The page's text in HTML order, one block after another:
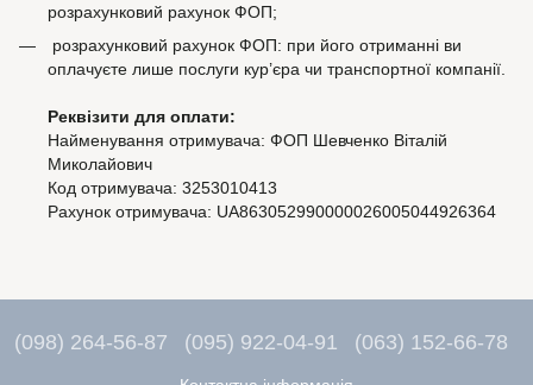
розрахунковий рахунок ФОП;
розрахунковий рахунок ФОП: при його отриманні ви
оплачуєте лише послуги кур’єра чи транспортної компанії.
Реквізити для оплати:
Найменування отримувача: ФОП Шевченко Віталій
Миколайович
Код отримувача: 3253010413
Рахунок отримувача: UA863052990000026005044926364
(098) 264-56-87 (095) 922-04-91 (063) 152-66-78